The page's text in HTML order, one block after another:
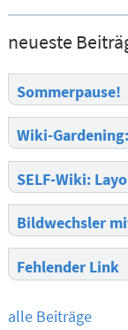
neueste
Sommerpause!
Wiki-
SELF-Wiki:
Bildwechsler
Fehlender Link
alle Beiträge